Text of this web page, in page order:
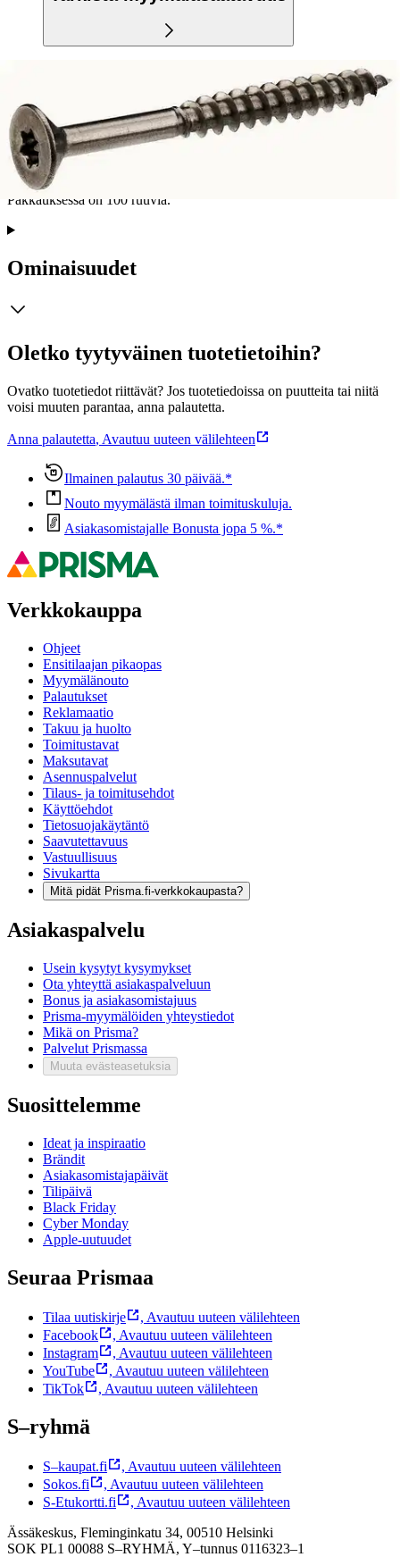
Tuotekuvaus
Osakierteinen, sinkitty Fix Master -yleisruuvi uppokannalla.
Pakkauksessa on 100 ruuvia.
Ominaisuudet
Oletko tyytyväinen tuotetietoihin?
Ovatko tuotetiedot riittävät? Jos tuotetiedoissa on puutteita tai niitä
voisi muuten parantaa, anna palautetta.
Anna palautetta, Avautuu uuteen välilehteen
Ilmainen palautus 30 päivää.*
Nouto myymälästä ilman toimituskuluja.
Asiakasomistajalle Bonusta jopa 5 %.*
Verkkokauppa
Ohjeet
Ensitilaajan pikaopas
Myymälänouto
Palautukset
Reklamaatio
Takuu ja huolto
Toimitustavat
Maksutavat
Asennuspalvelut
Tilaus- ja toimitusehdot
Käyttöehdot
Tietosuojakäytäntö
Saavutettavuus
Vastuullisuus
Sivukartta
Mitä pidät Prisma.fi-verkkokaupasta?
Asiakaspalvelu
Usein kysytyt kysymykset
Ota yhteyttä asiakaspalveluun
Bonus ja asiakasomistajuus
Prisma-myymälöiden yhteystiedot
Mikä on Prisma?
Palvelut Prismassa
Muuta evästeasetuksia
Suosittelemme
Ideat ja inspiraatio
Brändit
Asiakasomistajapäivät
Tilipäivä
Black Friday
Cyber Monday
Apple-uutuudet
Seuraa Prismaa
Tilaa uutiskirje , Avautuu uuteen välilehteen
Facebook
, Avautuu uuteen välilehteen
Instagram
, Avautuu uuteen välilehteen
YouTube
, Avautuu uuteen välilehteen
TikTok
, Avautuu uuteen välilehteen
S–ryhmä
S–kaupat.fi , Avautuu uuteen välilehteen
Sokos.fi
, Avautuu uuteen välilehteen
S-Etukortti.fi
, Avautuu uuteen välilehteen
Ässäkeskus, Fleminginkatu 34, 00510 Helsinki
SOK PL1 00088 S–RYHMÄ, Y–tunnus 0116323–1